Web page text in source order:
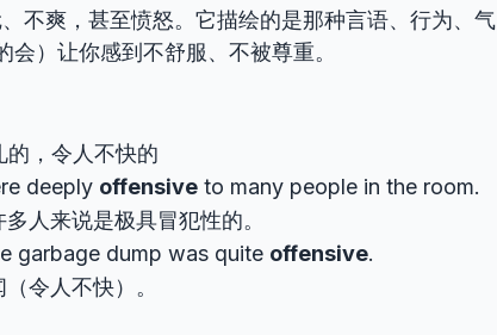
不爽，甚至愤怒。它描绘的是那种言语、行为、气
）让你感到不舒服、不被尊重。
的，令人不快的
deeply offensive to many people in the room.
人来说是极具冒犯性的。
garbage dump was quite offensive.
令人不快）。